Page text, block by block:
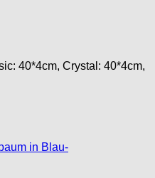
40*4cm, Crystal: 40*4cm,